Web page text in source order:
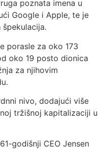
poznata imena u
Google i Apple, te je
porasle za oko 173
oko 19 posto dionica
za njihovim
nivo, dodajući više
tržišnoj kapitalizaciji u
godišnji CEO Jensen